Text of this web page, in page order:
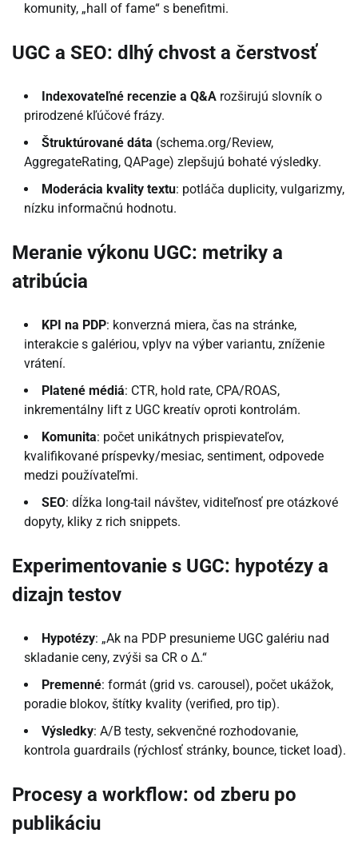
komunity, „hall of fame“ s benefitmi.
UGC a SEO: dlhý chvost a čerstvosť
Indexovateľné recenzie a Q&A rozširujú slovník o
prirodzené kľúčové frázy.
Štruktúrované dáta (schema.org/Review,
AggregateRating, QAPage) zlepšujú bohaté výsledky.
Moderácia kvality textu: potláča duplicity, vulgarizmy,
nízku informačnú hodnotu.
Meranie výkonu UGC: metriky a
atribúcia
KPI na PDP: konverzná miera, čas na stránke,
interakcie s galériou, vplyv na výber variantu, zníženie
vrátení.
Platené médiá: CTR, hold rate, CPA/ROAS,
inkrementálny lift z UGC kreatív oproti kontrolám.
Komunita: počet unikátnych prispievateľov,
kvalifikované príspevky/mesiac, sentiment, odpovede
medzi používateľmi.
SEO: dĺžka long-tail návštev, viditeľnosť pre otázkové
dopyty, kliky z rich snippets.
Experimentovanie s UGC: hypotézy a
dizajn testov
Hypotézy: „Ak na PDP presunieme UGC galériu nad
skladanie ceny, zvýši sa CR o Δ.“
Premenné: formát (grid vs. carousel), počet ukážok,
poradie blokov, štítky kvality (verified, pro tip).
Výsledky: A/B testy, sekvenčné rozhodovanie,
kontrola guardrails (rýchlosť stránky, bounce, ticket load).
Procesy a workflow: od zberu po
publikáciu